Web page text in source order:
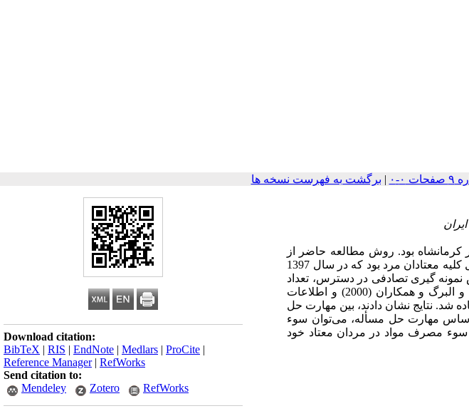
| برگشت به فهرست نسخه ها
Download citation:
BibTeX | RIS | EndNote | Medlars | ProCite |
Reference Manager| RefWorks
Send citation to:
Mendeley
Zotero RefWorks
بود. روش مطالعه حاضر از
نظر هدف، کاربردی و از نظر شیوه اجراء، توصیفی از نوع همبستگی است. جامعه آماری این پژوهش، شامل کلیه معتادان مرد بود که در سال 1397
نمونه ­گیری تصادفی در دسترس، تعداد
120 نفر به عنوان نمونه انتخاب شدند. داده­ های پژوهش توسط پرسشنامه­ های حل مسأله اجتماعی لیندا و البرگ و همکاران (2000) و اطلاعات
شد. نتایج نشان دادند، بین مهارت حل
اساس مهارت حل مسأله، می‌توان سوء
سوء مصرف مواد در مردان معتاد خود